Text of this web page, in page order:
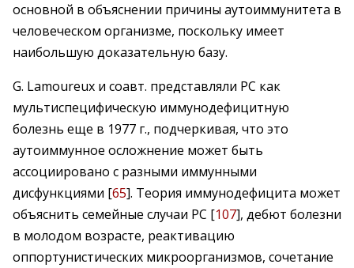
основной в объяснении причины аутоиммунитета в
человеческом организме, поскольку имеет
наибольшую доказательную базу.
G. Lamoureux и соавт. представляли РС как
мультиспецифическую иммунодефицитную
болезнь еще в 1977 г., подчеркивая, что это
аутоиммунное осложнение может быть
ассоциировано с разными иммунными
дисфункциями [65]. Теория иммунодефицита может
объяснить семейные случаи РС [107], дебют болезни
в молодом возрасте, реактивацию
оппортунистических микроорганизмов, сочетание